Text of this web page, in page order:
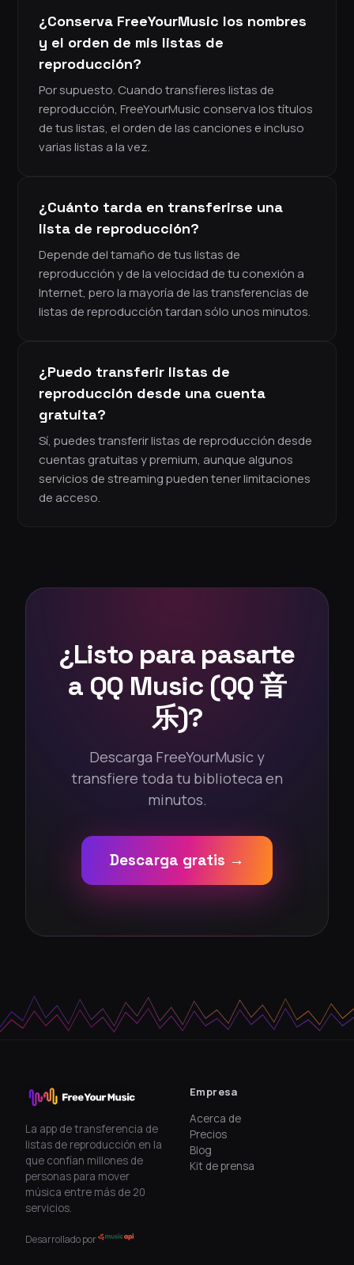
¿Conserva FreeYourMusic los nombres
y el orden de mis listas de
reproducción?
Por supuesto. Cuando transfieres listas de
reproducción, FreeYourMusic conserva los títulos
de tus listas, el orden de las canciones e incluso
varias listas a la vez.
¿Cuánto tarda en transferirse una
lista de reproducción?
Depende del tamaño de tus listas de
reproducción y de la velocidad de tu conexión a
Internet, pero la mayoría de las transferencias de
listas de reproducción tardan sólo unos minutos.
¿Puedo transferir listas de
reproducción desde una cuenta
gratuita?
Sí, puedes transferir listas de reproducción desde
cuentas gratuitas y premium, aunque algunos
servicios de streaming pueden tener limitaciones
de acceso.
¿Listo para pasarte
a QQ Music (QQ 音
乐)?
Descarga FreeYourMusic y
transfiere toda tu biblioteca en
minutos.
Descarga gratis →
La app de transferencia de
listas de reproducción en la
que confían millones de
personas para mover
música entre más de 20
servicios.
Desarrollado por
Empresa
Acerca de
Precios
Blog
Kit de prensa